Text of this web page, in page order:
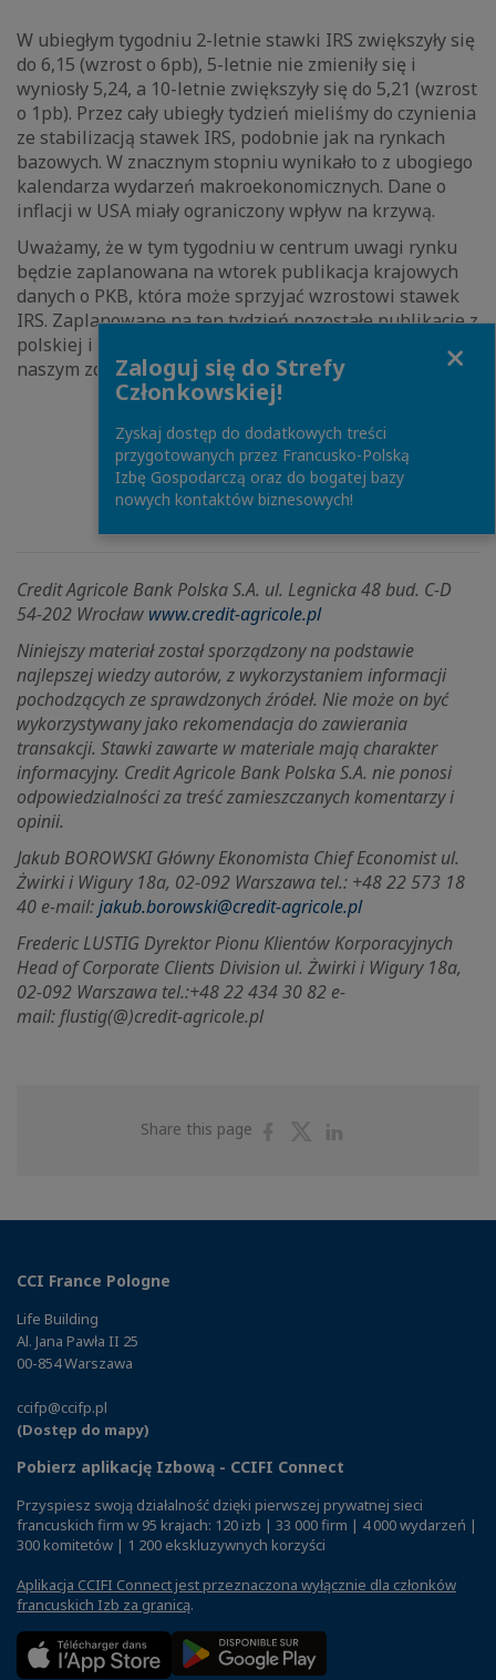
W ubiegłym tygodniu 2-letnie stawki IRS zwiększyły się
do 6,15 (wzrost o 6pb), 5-letnie nie zmieniły się i
wyniosły 5,24, a 10-letnie zwiększyły się do 5,21 (wzrost
o 1pb). Przez cały ubiegły tydzień mieliśmy do czynienia
ze stabilizacją stawek IRS, podobnie jak na rynkach
bazowych. W znacznym stopniu wynikało to z ubogiego
kalendarza wydarzeń makroekonomicznych. Dane o
inflacji w USA miały ograniczony wpływ na krzywą.
Uważamy, że w tym tygodniu w centrum uwagi rynku
będzie zaplanowana na wtorek publikacja krajowych
danych o PKB, która może sprzyjać wzrostowi stawek
IRS. Zaplanowane na ten tydzień pozostałe publikacje z
polskiej i ze światowej gospodarki nie będą miały
naszym zdaniem istotnego wpływu na stawki IRS.
PEŁEN ARTYKUŁ
Credit Agricole Bank Polska S.A. ul. Legnicka 48 bud. C-D
54-202 Wrocław www.credit-agricole.pl
Niniejszy materiał został sporządzony na podstawie
najlepszej wiedzy autorów, z wykorzystaniem informacji
pochodzących ze sprawdzonych źródeł. Nie może on być
wykorzystywany jako rekomendacja do zawierania
transakcji. Stawki zawarte w materiale mają charakter
informacyjny. Credit Agricole Bank Polska S.A. nie ponosi
odpowiedzialności za treść zamieszczanych komentarzy i
opinii.
Jakub BOROWSKI Główny Ekonomista Chief Economist ul.
Żwirki i Wigury 18a, 02-092 Warszawa tel.: +48 22 573 18
40 e-mail:jakub.borowski@credit-agricole.pl
Frederic LUSTIG Dyrektor Pionu Klientów Korporacyjnych
Head of Corporate Clients Division ul. Żwirki i Wigury 18a,
02-092 Warszawa tel.:+48 22 434 30 82 e-
mail:flustig(@)credit-agricole.pl
Share this page
ShareShare
CCI France Pologne
Life Building
Al. Jana Pawła II 25
00-854 Warszawa
ccifp@ccifp.pl
(Dostęp do mapy)
Pobierz aplikację Izbową - CCIFI Connect
Przyspiesz swoją działalność dzięki pierwszej prywatnej sieci
francuskich firm w 95 krajach: 120 izb | 33 000 firm | 4 000 wydarzeń |
300 komitetów | 1 200 ekskluzywnych korzyści
Aplikacja CCIFI Connect jest przeznaczona wyłącznie dla członków
francuskich Izb za granicą.
Zaloguj się do Strefy
Członkowskiej!
Zyskaj dostęp do dodatkowych treści
przygotowanych przez Francusko-Polską
Izbę Gospodarczą oraz do bogatej bazy
nowych kontaktów biznesowych!